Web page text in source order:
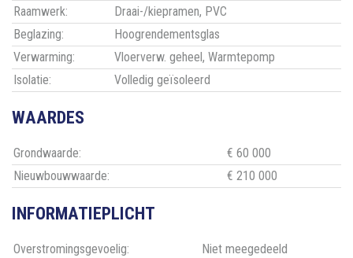
Raamwerk:
Draai-/kiepramen, PVC
Beglazing:
Hoogrendementsglas
Verwarming:
Vloerverw. geheel, Warmtepomp
Isolatie:
Volledig geïsoleerd
WAARDES
Grondwaarde:
€ 60 000
Nieuwbouwwaarde:
€ 210 000
INFORMATIEPLICHT
Overstromingsgevoelig:
Niet meegedeeld